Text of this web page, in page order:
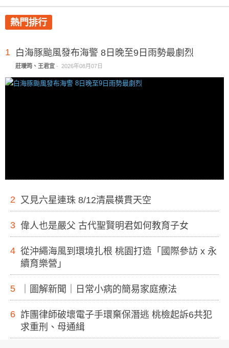
熱門排行
1 白海豚颱風發布海警 8日晚至9日雨勢最劇烈
莊璦筠、王君宜 - 2026年08月07日
2 又見六星連珠 8/12清晨橫貫天空
3 偉人也是嚴父 古代聖賢明君如何教育子女
4 從沖繩海風到環境扎根 桃園打造「國際參訪 x 永
續育樂營」
5 ｜圖解新聞｜日常小病的簡易家庭療法
6 詐團律師破壞電子手環棄保潛逃 桃檢起訴6共犯
求重刑、母通緝